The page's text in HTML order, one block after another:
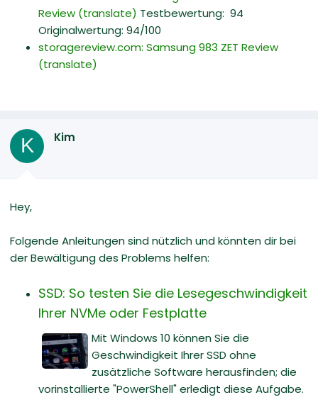
Review (translate) Testbewertung: 94
Originalwertung: 94/100
storagereview.com: Samsung 983 ZET Review
(translate)
K Kim
Hey,
Folgende Anleitungen sind nützlich und könnten dir bei
der Bewältigung des Problems helfen:
SSD: So testen Sie die Lesegeschwindigkeit
Ihrer NVMe oder Festplatte
Mit Windows 10 können Sie die
Geschwindigkeit Ihrer SSD ohne
zusätzliche Software herausfinden; die
vorinstallierte "PowerShell" erledigt diese Aufgabe.